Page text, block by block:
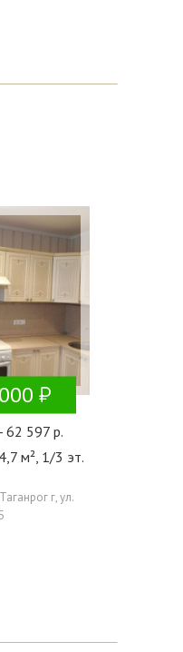
- 62 597 р.
м², 1/3 эт.
г, ул.